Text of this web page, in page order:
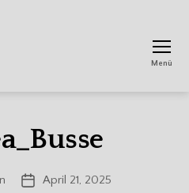
Menü
Veröffentlichungsdatum
April 21, 2025